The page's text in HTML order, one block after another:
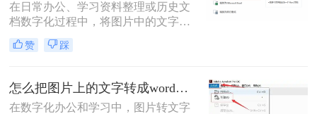
在日常办公、学习资料整理或历史文
档数字化过程中，将图片中的文字精
准转换为可编辑的Word文档是高频需
求。那么图片转word怎么转呢？本文
各场景下的最佳选择，助你彻底摆脱
手动输入的繁琐。
赞 踩
怎么把图片上的文字转成word文档？5种常用高效方法详解！
在数字化办公和学习中，图片转文字